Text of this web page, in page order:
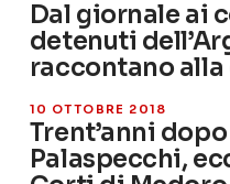
Dal giornale ai
detenuti
raccontano
10 OTTOBRE 2018
Trent’anni
Palaspecchi,